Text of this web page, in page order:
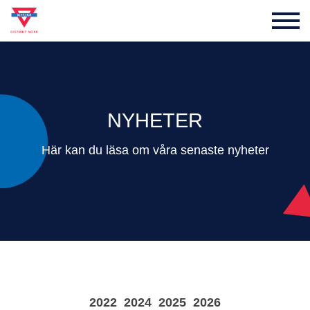
NYHETER
Här kan du läsa om våra senaste nyheter
2026
2025
2024
2022